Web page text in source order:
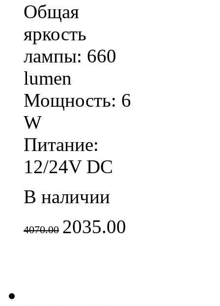
Общая
яркость
лампы: 660
lumen
Мощность: 6
W
Питание:
12/24V DC
В наличии
4070.00 2035.00